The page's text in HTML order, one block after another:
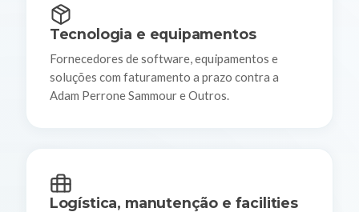
Tecnologia e equipamentos
Fornecedores de software, equipamentos e
soluções com faturamento a prazo contra a
Adam Perrone Sammour e Outros.
Logística, manutenção e facilities